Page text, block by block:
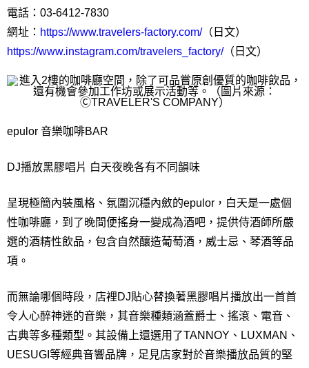
電話：03-6412-7830
網址： https://www.travelers-factory.com/（日文）
https://www.instagram.com/travelers_factory/（日文）
epulor 音樂咖啡BAR
DJ播放黑膠唱片 白天夜晚各有不同韻味
呈現極簡內裝風格、氛圍沉穩內斂的epulor，白天是一處個
性咖啡廳，到了晚間便搖身一變成為酒吧，提供侍酒師所嚴
選的酒精性飲品，包含自然釀造葡萄酒，威士忌、琴酒等品
項。
而無論哪個時段，店裡DJ貼心替換著黑膠唱片播放出一首首
令人心醉神迷的音樂，其音樂種類涵蓋爵士、搖滾、電音、
古典等多種類型。其設備上還選用了TANNOY、LUXMAN、
UESUGI等經典音響品牌，足見店家對於音樂播放品質的堅